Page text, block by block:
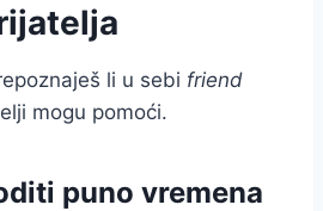
li u sebi friend
mogu pomoći.
puno vremena